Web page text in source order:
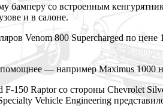
бамперу со встроенным
и в салоне.
Venom 800 Supercharged по
— например Maximus 1000
150 Raptor со стороны Chevrolet
Vehicle Engineering